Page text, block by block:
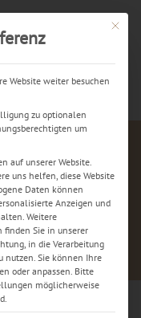
Mit
Website weiter besuchen
zu optionalen
um
auf unserer Website.
uns helfen, diese Website
Daten können
Anzeigen und
Weitere
finden Sie in unserer
in die Verarbeitung
nutzen. Sie können Ihre
oder anpassen. Bitte
möglicherweise